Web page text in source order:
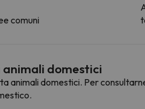
comuni
domestici
animali domestici. Per